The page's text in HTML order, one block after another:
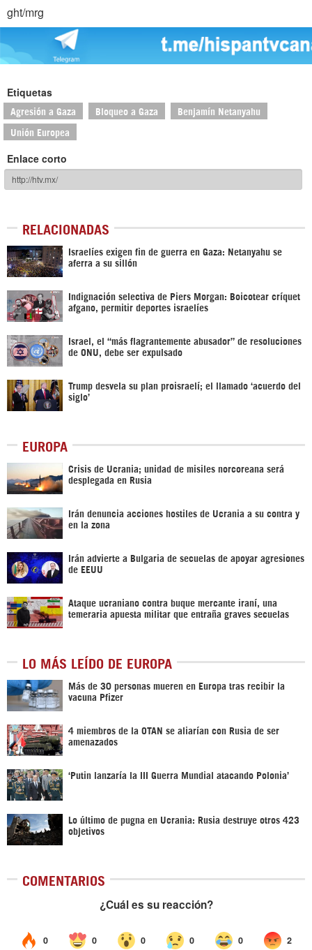
ght/mrg
Etiquetas
Agresión a Gaza Bloqueo a Gaza Benjamín Netanyahu
Unión Europea
Enlace corto
RELACIONADAS
Israelíes exigen fin de guerra en Gaza: Netanyahu se
aferra a su sillón
Indignación selectiva de Piers Morgan: Boicotear críquet
afgano, permitir deportes israelíes
Israel, el “más flagrantemente abusador” de resoluciones
de ONU, debe ser expulsado
Trump desvela su plan proisraelí; el llamado ‘acuerdo del
siglo’
EUROPA
Crisis de Ucrania; unidad de misiles norcoreana será
desplegada en Rusia
Irán denuncia acciones hostiles de Ucrania a su contra y
en la zona
Irán advierte a Bulgaria de secuelas de apoyar agresiones
de EEUU
Ataque ucraniano contra buque mercante iraní, una
temeraria apuesta militar que entraña graves secuelas
LO MÁS LEÍDO DE EUROPA
Más de 30 personas mueren en Europa tras recibir la
vacuna Pfizer
4 miembros de la OTAN se aliarían con Rusia de ser
amenazados
‘Putin lanzaría la III Guerra Mundial atacando Polonia’
Lo último de pugna en Ucrania: Rusia destruye otros 423
objetivos
COMENTARIOS